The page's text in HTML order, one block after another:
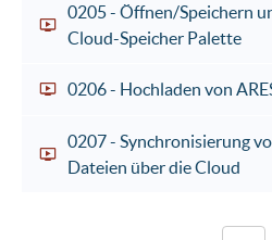
0205 - Öffnen/Speichern
Cloud-Speicher Palette
0206 - Hochladen von
0207 - Synchronisierung
Dateien über die Cloud